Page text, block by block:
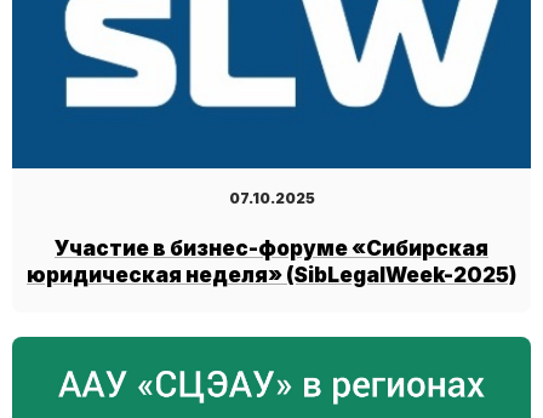
07.10.2025
Участие в бизнес-форуме «Сибирская
юридическая неделя» (SibLegalWeek-2025)